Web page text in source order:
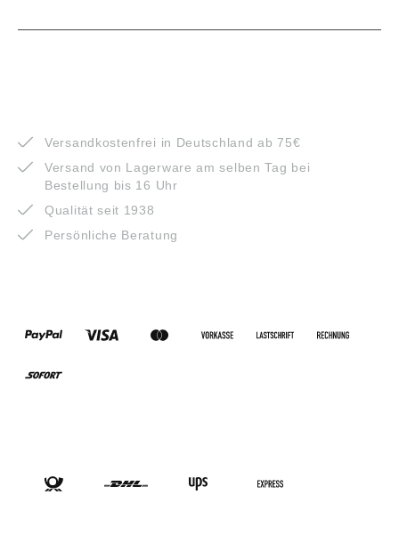
Versandkostenfrei in Deutschland ab 75€
Versand von Lagerware am selben Tag bei
Bestellung bis 16 Uhr
Qualität seit 1938
Persönliche Beratung